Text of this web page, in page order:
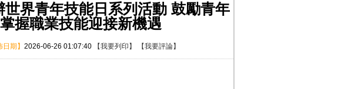
世界青年技能日系列活動 鼓勵青年
掌握職業技能迎接新機遇
日期】 2026-06-26 01:07:40 【我要列印】 【我要評論】